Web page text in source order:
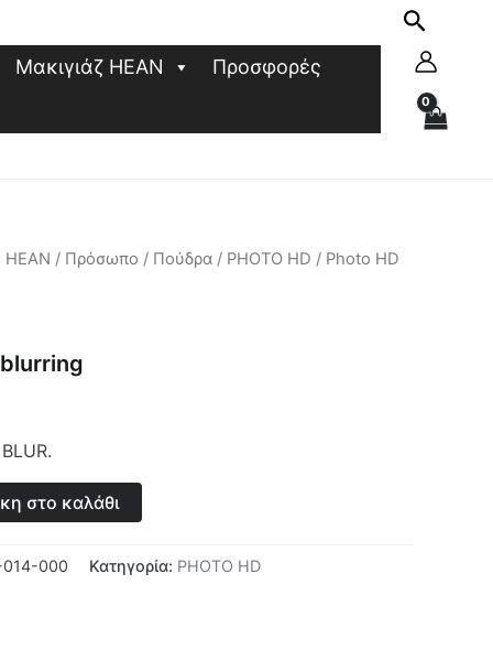
Μακιγιάζ HEAN Προσφορές
HEAN / Πρόσωπο / Πούδρα / PHOTO HD / Photo HD
στο καλάθι
000 Κατηγορία: PHOTO HD